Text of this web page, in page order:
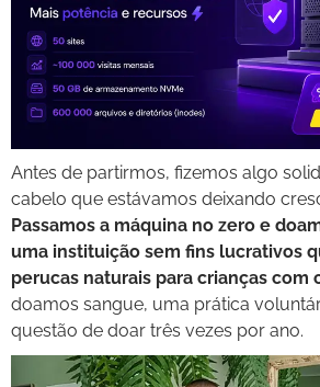
Antes de partirmos, fizemos algo
cabelo que estávamos deixando
Passamos a máquina no zero e
uma instituição sem fins lucrativos
perucas naturais para crianças com
doamos sangue, uma prática
questão de doar três vezes por ano.